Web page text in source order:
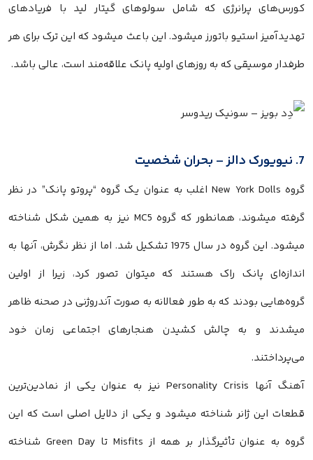
کورس‌های پرانرژی که شامل سولوهای گیتار لید با فریادهای
تهدیدآمیز استیو باتورز میشود. این باعث میشود که این ترک برای هر
طرفدار موسیقی که به روزهای اولیه پانک علاقه‌مند است، عالی باشد.
7. نیویورک دالز – بحران شخصیت
گروه New York Dolls اغلب به عنوان یک گروه “پروتو پانک” در نظر
گرفته میشوند، همانطور که گروه MC5 نیز به همین شکل شناخته
میشود. این گروه در سال 1975 تشکیل شد. اما از نظر نگرش، آنها به
اندازه‌ای پانک راک هستند که میتوان تصور کرد، زیرا از اولین
گروه‌هایی بودند که به طور فعالانه به صورت آندروژنی در صحنه ظاهر
میشدند و به چالش کشیدن هنجارهای اجتماعی زمان خود
می‌پرداختند.
آهنگ آنها Personality Crisis نیز به عنوان یکی از نمادین‌ترین
قطعات این ژانر شناخته میشود و یکی از دلایل اصلی است که این
گروه به عنوان تأثیرگذار بر همه از Misfits تا Green Day شناخته